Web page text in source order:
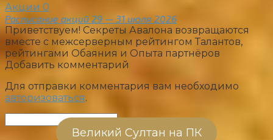
Акции 0
Расписание акций 29 — 31 июля 2026
Приветствуем! Секреты Авалона возвращаются
вместе с межсерверным рейтингом Талантов,
рейтингами Обаяния и Опыта партнёров
Добавить комментарий
Для отправки комментария вам необходимо
авторизоваться.
Великий Султан на ПК